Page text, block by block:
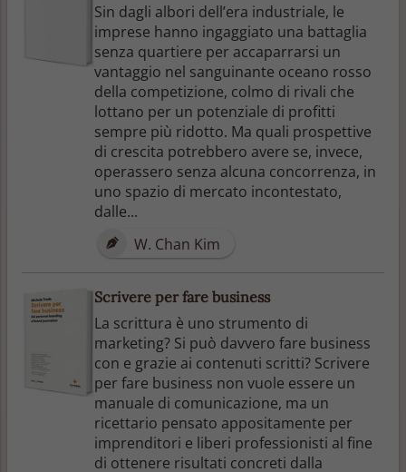
Sin dagli albori dell’era industriale, le
imprese hanno ingaggiato una battaglia
senza quartiere per accaparrarsi un
vantaggio nel sanguinante oceano rosso
della competizione, colmo di rivali che
lottano per un potenziale di profitti
sempre più ridotto. Ma quali prospettive
di crescita potrebbero avere se, invece,
operassero senza alcuna concorrenza, in
uno spazio di mercato incontestato,
dalle...
W. Chan Kim
Scrivere per fare business
La scrittura è uno strumento di
marketing? Si può davvero fare business
con e grazie ai contenuti scritti? Scrivere
per fare business non vuole essere un
manuale di comunicazione, ma un
ricettario pensato appositamente per
imprenditori e liberi professionisti al fine
di ottenere risultati concreti dalla